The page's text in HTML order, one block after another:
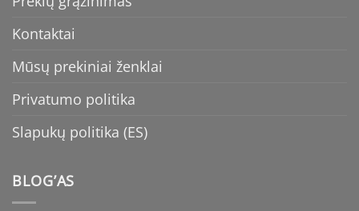
Kontaktai
Mūsų prekiniai ženklai
Privatumo politika
Slapukų politika (ES)
BLOG’AS